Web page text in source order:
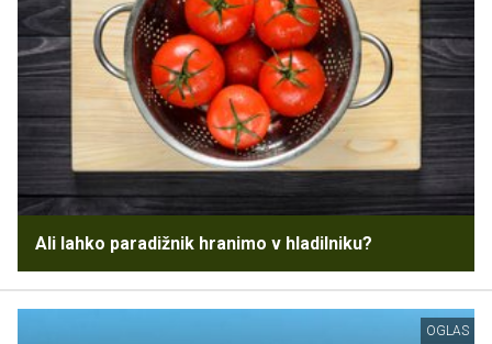
Ali lahko paradižnik hranimo v hladilniku?
OGLAS